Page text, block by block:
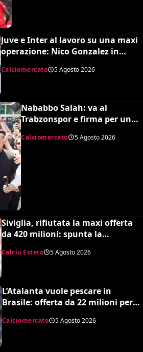
Juve e Inter al lavoro su una maxi
operazione: Nico Gonzalez in
nerazzurro, Frattesi a Torino
Calciomercato 5 Agosto 2026
Nababbo Salah: va al
Trabzonspor e firma per una
Calciomercato 5 Agosto 2026
Siviglia, rifiutata la maxi offerta
da 420 milioni: spunta la
spiazzante clausola “anti-Ramos”
Calcio Estero 5 Agosto 2026
L’Atalanta vuole pescare in
Brasile: offerta da 22 milioni per
Danilo, il Botafogo ne vuole 35
Calciomercato 5 Agosto 2026